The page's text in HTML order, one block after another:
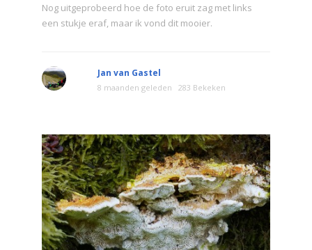
Nog uitgeprobeerd hoe de foto eruit zag met links
een stukje eraf, maar ik vond dit mooier.
Jan van Gastel
8 maanden geleden 283 Bekeken